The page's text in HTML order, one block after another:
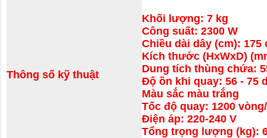
Thông số kỹ thuật
Khối lượng: 7 kg
Công suất: 2300 W
Chiều dài dây (cm): 175
Kích thước (HxWxD)
Dung tích thùng chứa:
Độ ồn khi quay: 56 - 75
Màu sắc màu trắng
Tốc độ quay: 1200
Điện áp: 220-240 V
Tổng trọng lượng (kg):